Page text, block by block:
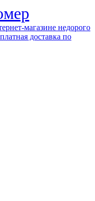
магазине недорого
доставка по